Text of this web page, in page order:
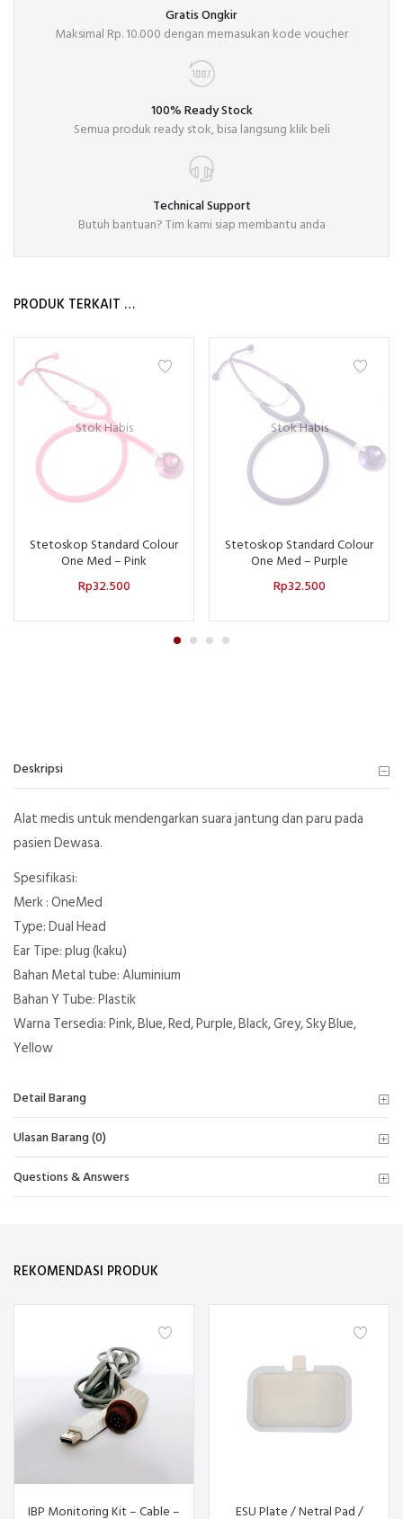
Gratis Ongkir
Maksimal Rp. 10.000 dengan memasukan kode voucher
100% Ready Stock
Semua produk ready stok, bisa langsung klik beli
Technical Support
Butuh bantuan? Tim kami siap membantu anda
PRODUK TERKAIT …
Stok Habis
Stetoskop Standard Colour
One Med – Pink
Rp32.500
Stok Habis
Stetoskop Standard Colour
One Med – Purple
Rp32.500
Deskripsi
Alat medis untuk mendengarkan suara jantung dan paru pada
pasien Dewasa.
Spesifikasi:
Merk : OneMed
Type: Dual Head
Ear Tipe: plug (kaku)
Bahan Metal tube: Aluminium
Bahan Y Tube: Plastik
Warna Tersedia: Pink, Blue, Red, Purple, Black, Grey, Sky Blue,
Yellow
Detail Barang
Ulasan Barang (0)
Questions & Answers
REKOMENDASI PRODUK
IBP Monitoring Kit – Cable – ESU Plate / Netral Pad /